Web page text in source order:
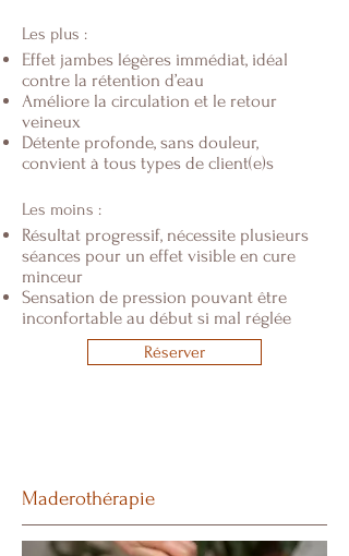
Les plus :
Effet jambes légères immédiat, idéal
contre la rétention d’eau
Améliore la circulation et le retour
veineux
Détente profonde, sans douleur,
convient à tous types de client(e)s
Les moins :
Résultat progressif, nécessite plusieurs
séances pour un effet visible en cure
minceur
Sensation de pression pouvant être
inconfortable au début si mal réglée
Réserver
Maderothérapie